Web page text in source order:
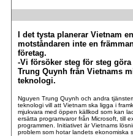
I det tysta planerar Vietnam
motståndaren inte en
företag.
-Vi försöker steg för steg
Trung Quynh från Vietnams
teknologi.
Nguyen Trung Quynh och andra
teknologi vill att Vietnam ska ligga i
mjukvara med öppen källkod som kan
ersätta programvaror från Microsoft, till
programmen. Initiativet är Vietnams
problem som hotar landets ekonomiska